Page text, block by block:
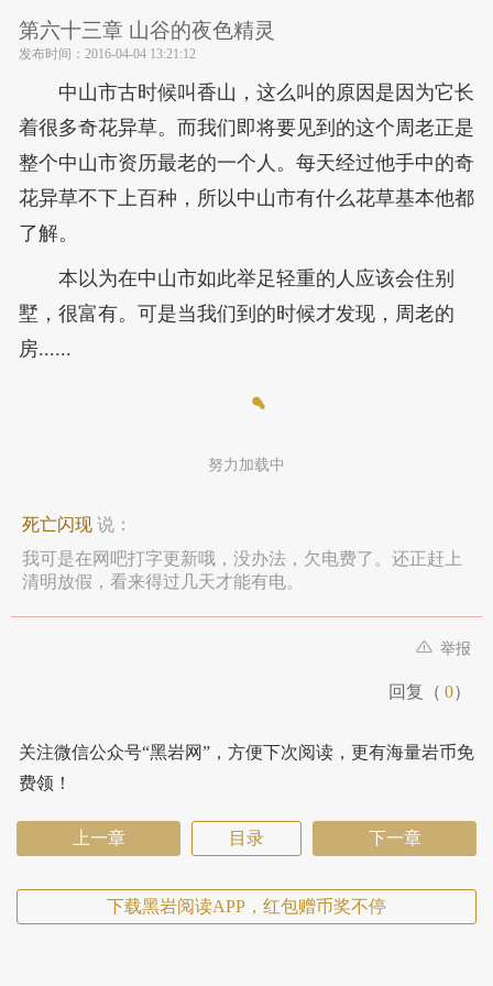
第六十三章 山谷的夜色精灵
发布时间： 2016-04-04 13:21:12
中山市古时候叫香山，这么叫的原因是因为它长
着很多奇花异草。而我们即将要见到的这个周老正是
整个中山市资历最老的一个人。每天经过他手中的奇
花异草不下上百种，所以中山市有什么花草基本他都
了解。
本以为在中山市如此举足轻重的人应该会住别
墅，很富有。可是当我们到的时候才发现，周老的
房......
努力加载中
死亡闪现 说：
我可是在网吧打字更新哦，没办法，欠电费了。还正赶上
清明放假，看来得过几天才能有电。
举报
回复（ 0）
关注微信公众号“黑岩网”，方便下次阅读，更有海量岩币免
费领！
上一章 目录 下一章
下载黑岩阅读APP，红包赠币奖不停